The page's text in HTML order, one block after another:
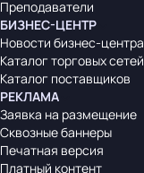
Преподаватели
БИЗНЕС-ЦЕНТР
Новости бизнес-центра
Каталог торговых сетей
Каталог поставщиков
РЕКЛАМА
Заявка на размещение
Сквозные баннеры
Печатная версия
Платный контент